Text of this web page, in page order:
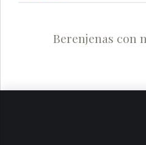
Berenjenas con